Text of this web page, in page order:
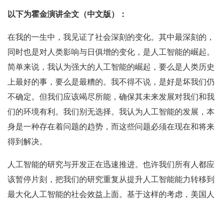
以下为霍金演讲全文（中文版）：
在我的一生中，我见证了社会深刻的变化。其中最深刻的，
同时也是对人类影响与日俱增的变化，是人工智能的崛起。
简单来说，我认为强大的人工智能的崛起，要么是人类历史
上最好的事，要么是最糟的。我不得不说，是好是坏我们仍
不确定。但我们应该竭尽所能，确保其未来发展对我们和我
们的环境有利。我们别无选择。我认为人工智能的发展，本
身是一种存在着问题的趋势，而这些问题必须在现在和将来
得到解决。
人工智能的研究与开发正在迅速推进。也许我们所有人都应
该暂停片刻，把我们的研究重复从提升人工智能能力转移到
最大化人工智能的社会效益上面。基于这样的考虑，美国人